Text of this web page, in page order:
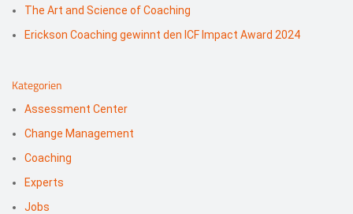
The Art and Science of Coaching
Erickson Coaching gewinnt den ICF Impact Award 2024
Kategorien
Assessment Center
Change Management
Coaching
Experts
Jobs